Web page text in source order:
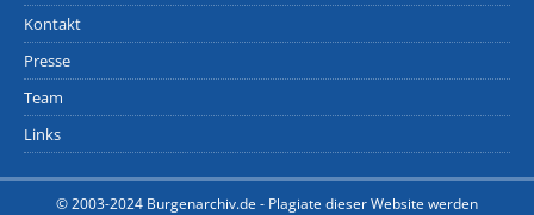
Kontakt
Presse
Team
Links
© 2003-2024 Burgenarchiv.de - Plagiate dieser Website werden